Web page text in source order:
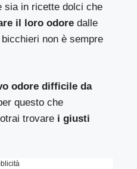
sia in ricette dolci che
il loro odore dalle
non è sempre
odore difficile da
questo che
trovare i giusti